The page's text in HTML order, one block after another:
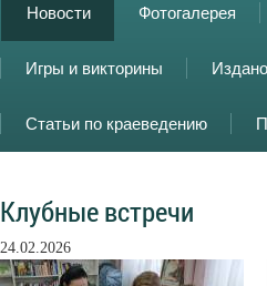
Новости Фотогалерея
Игры и викторины
Статьи по краеведению
Клубные встречи
24.02.2026